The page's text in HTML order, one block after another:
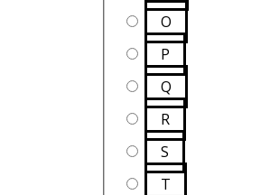
O
P
Q
R
S
T